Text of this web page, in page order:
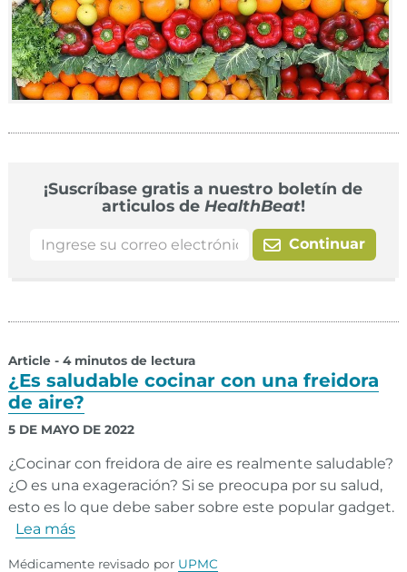
¡Suscríbase gratis a nuestro boletín de
articulos de HealthBeat!
Continuar
Article - 4 minutos de lectura
¿Es saludable cocinar con una freidora
de aire?
5 DE MAYO DE 2022
¿Cocinar con freidora de aire es realmente saludable?
¿O es una exageración? Si se preocupa por su salud,
esto es lo que debe saber sobre este popular gadget.
Lea más
Médicamente revisado por UPMC